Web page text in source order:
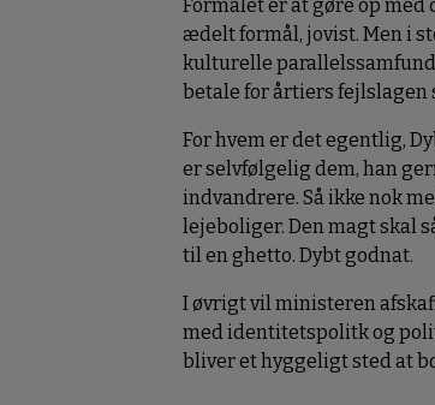
Formålet er at gøre op
ædelt formål, jovist. Men i
kulturelle
betale for årtiers
For hvem er det egentlig,
er selvfølgelig dem, han
indvandrere. Så ikke nok
lejeboliger. Den magt skal
til en ghetto. Dybt godnat.
I øvrigt vil ministeren
med identitetspolitk og
bliver et hyggeligt sted at